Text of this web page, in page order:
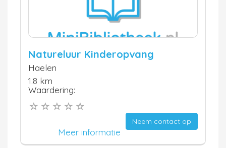
Natureluur Kinderopvang
Haelen
1.8 km
Waardering:
Neem contact op
Meer informatie